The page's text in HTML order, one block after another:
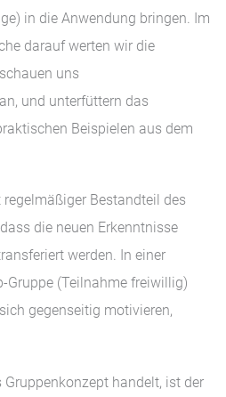
in die Anwendung bringen. Im
darauf werten wir die
uns
und unterfüttern das
Beispielen aus dem
regelmäßiger Bestandteil des
die neuen Erkenntnisse
werden. In einer
Gruppe (Teilnahme freiwillig)
gegenseitig motivieren,
Gruppenkonzept handelt, ist der